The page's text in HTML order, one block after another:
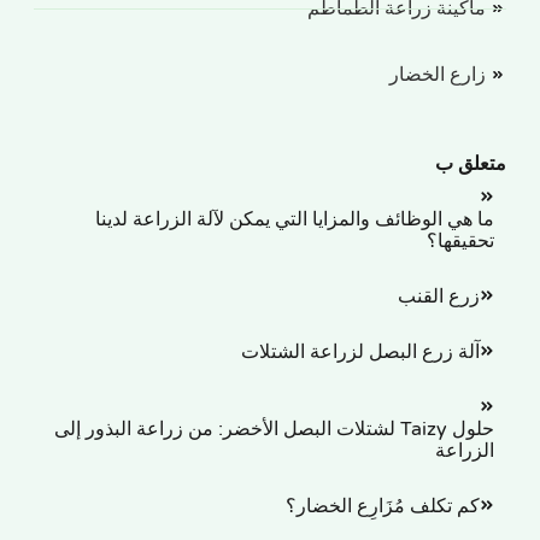
زراعة الطماطم
الخضار
ب
الوظائف والمزايا التي يمكن لآلة الزراعة لدينا
القنب
زرع البصل لزراعة الشتلات
حلول Taizy لشتلات البصل الأخضر: من زراعة البذور إلى
تكلف مُزَارِع الخضار؟